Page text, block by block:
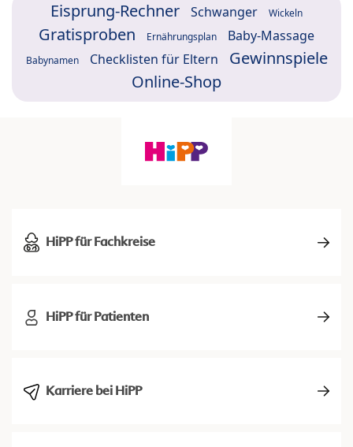
Eisprung-Rechner Schwanger Wickeln
Gratisproben Ernährungsplan Baby-Massage
Babynamen Checklisten für Eltern
Gewinnspiele
Online-Shop
HiPP für Fachkreise
HiPP für Patienten
Karriere bei HiPP